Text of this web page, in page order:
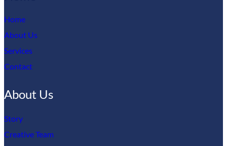
Home
About Us
Services
Contact
About Us
Story
Creative Team